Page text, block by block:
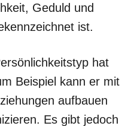
Geduld und
ist.
hat
Beispiel kann er mit
aufbauen
Es gibt jedoch